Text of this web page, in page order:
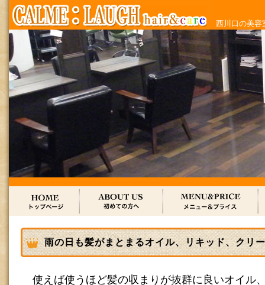
西川口の美容
雨の日も髪がまとまるオイル、リキッド、クリ
使えば使うほど髪の収まりが抜群に良いオイル